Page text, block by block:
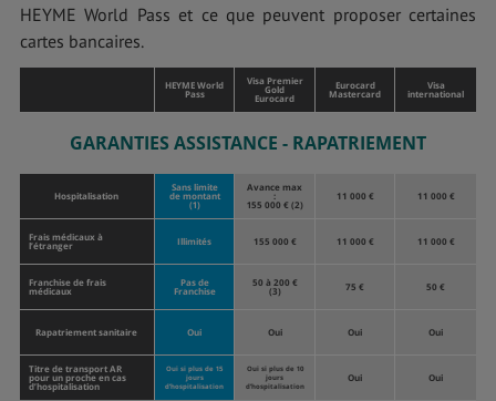
HEYME World Pass et ce que peuvent proposer certaines
cartes bancaires.
HEYME World
Pass
Visa Premier
Gold
Eurocard
Eurocard
Mastercard
Visa
international
GARANTIES ASSISTANCE - RAPATRIEMENT
Hospitalisation
Sans limite
de montant
(1)
Avance max
:
155 000 € (2)
11 000 € 11 000 €
Frais médicaux à
l’étranger Illimités 155 000 € 11 000 € 11 000 €
Franchise de frais
médicaux
Pas de
Franchise
50 à 200 €
(3) 75 € 50 €
Rapatriement sanitaire Oui Oui Oui Oui
Titre de transport AR
pour un proche en cas
d’hospitalisation
Oui si plus de 15
jours
d’hospitalisation
Oui si plus de 10
jours
d’hospitalisation
Oui Oui